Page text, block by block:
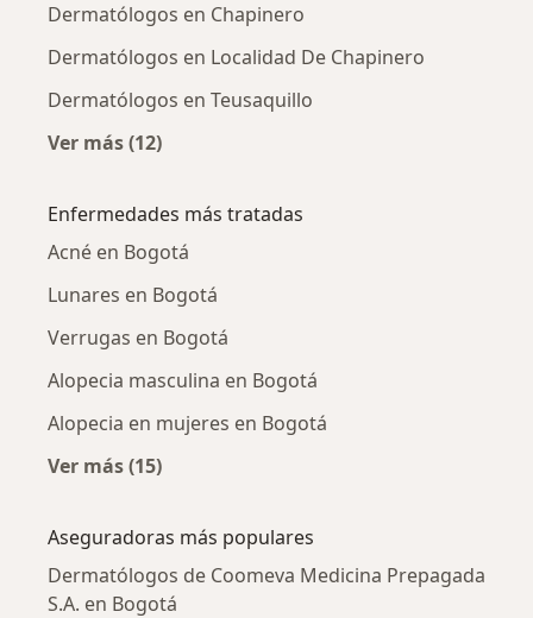
Dermatólogos en Chapinero
Dermatólogos en Localidad De Chapinero
Dermatólogos en Teusaquillo
Ver más (12)
Enfermedades más tratadas
Acné en Bogotá
Lunares en Bogotá
Verrugas en Bogotá
Alopecia masculina en Bogotá
Alopecia en mujeres en Bogotá
Ver más (15)
Aseguradoras más populares
Dermatólogos de Coomeva Medicina Prepagada
S.A. en Bogotá